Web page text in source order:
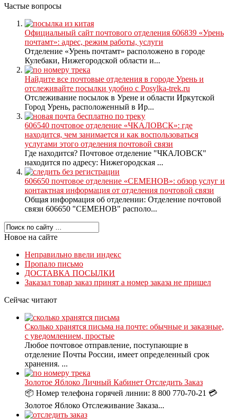
Частые вопросы
Официальный сайт почтового отделения 606839 «Урень
почтамт»: адрес, режим работы, услуги
Отделение «Урень почтамт» расположено в городе
Кулебаки, Нижегородской области и...
Найдите все почтовые отделения в городе Урень и
отслеживайте посылки удобно с Posylka-trek.ru
Отслеживание посылок в Урене и области Иркутской
Город Урень, расположенный в Ир...
606540 почтовое отделение «ЧКАЛОВСК»: где
находится, чем занимается и как воспользоваться
услугами этого отделения почтовой связи
Где находится? Почтовое отделение "ЧКАЛОВСК"
находится по адресу: Нижегородская ...
606650 почтовое отделение «СЕМЕНОВ»: обзор услуг и
контактная информация от отделения почтовой связи
Общая информация об отделении: Отделение почтовой
связи 606650 "СЕМЕНОВ" располо...
Новое на сайте
Неправильно ввели индекс
Пропало письмо
ДОСТАВКА ПОСЫЛКИ
Заказал товар заказ принят а номер заказа не пришел
Сейчас читают
Сколько хранятся письма на почте: обычные и заказные,
с уведомлением, простые
Любое почтовое отправление, поступающие в
отделение Почты России, имеет определенный срок
хранения. ...
Золотое Яблоко Личный Кабинет Отследить Заказ
📦 Номер телефона горячей линии: 8 800 770-70-21 💳
Золотое Яблоко Отслеживание Заказа...